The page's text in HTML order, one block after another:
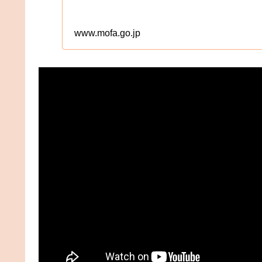
www.mofa.go.jp